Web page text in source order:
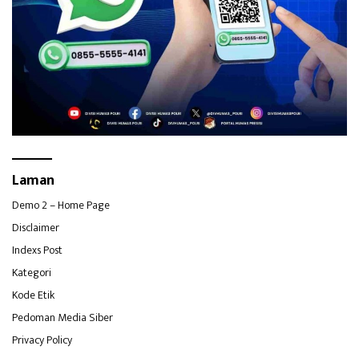
Laman
Demo 2 – Home Page
Disclaimer
Indexs Post
Kategori
Kode Etik
Pedoman Media Siber
Privacy Policy